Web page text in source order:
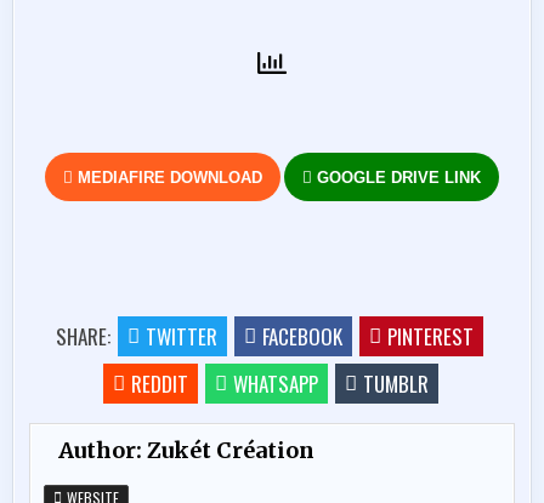
MEDIAFIRE DOWNLOAD GOOGLE DRIVE LINK
SHARE: TWITTER FACEBOOK
PINTEREST
REDDIT
WHATSAPP TUMBLR
Author:Zukét Création
WEBSITE